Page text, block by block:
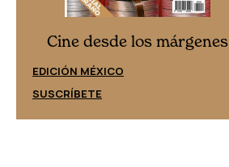
Cine desde los márgenes
EDICIÓN MÉXICO
SUSCRÍBETE